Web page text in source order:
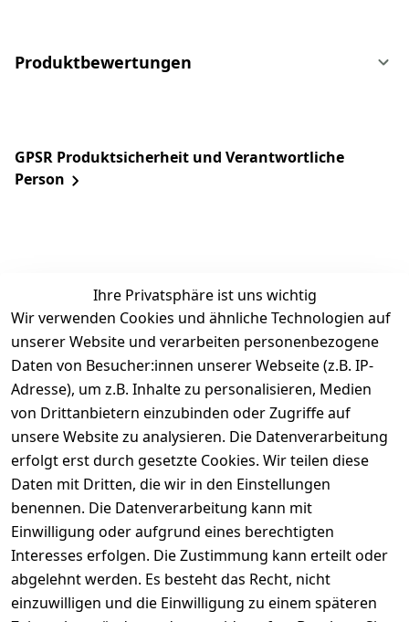
Produktbewertungen
GPSR Produktsicherheit und Verantwortliche
Person
Ihre Privatsphäre ist uns wichtig
Wir verwenden Cookies und ähnliche Technologien auf
unserer Website und verarbeiten personenbezogene
Daten von Besucher:innen unserer Webseite (z.B. IP-
Adresse), um z.B. Inhalte zu personalisieren, Medien
von Drittanbietern einzubinden oder Zugriffe auf
unsere Website zu analysieren. Die Datenverarbeitung
erfolgt erst durch gesetzte Cookies. Wir teilen diese
Daten mit Dritten, die wir in den Einstellungen
benennen. Die Datenverarbeitung kann mit
Einwilligung oder aufgrund eines berechtigten
Interesses erfolgen. Die Zustimmung kann erteilt oder
abgelehnt werden. Es besteht das Recht, nicht
einzuwilligen und die Einwilligung zu einem späteren
Rechtliches
AGB
Impressum
Datenschutze
rklärung
Barrierefreihe
itserklärung
Widerrufsrec
ht
Service
Kontakt
Registrieren
Rechnungska
Kontakt
↺ 30 Tage
Widerrufsre
cht
Informatio
nen
Retourenlage
r: Eichenallee
3, 06184
Kabelsketal
Telefon: +49
1512 6260858
E-Mail:
info@konsyst
em.de
Über uns
★★★★☆
Top-Verkäufer
★★★★★
Bewertungen
Über 228.000